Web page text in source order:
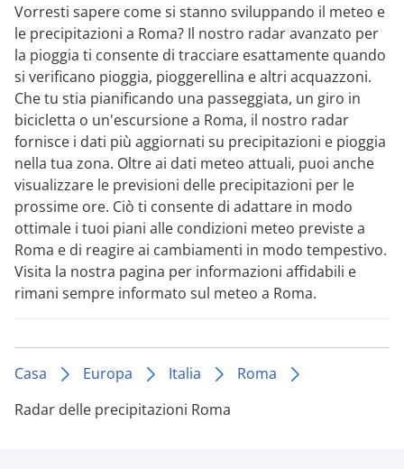
Vorresti sapere come si stanno sviluppando il meteo e
le precipitazioni a Roma? Il nostro radar avanzato per
la pioggia ti consente di tracciare esattamente quando
si verificano pioggia, pioggerellina e altri acquazzoni.
Che tu stia pianificando una passeggiata, un giro in
bicicletta o un'escursione a Roma, il nostro radar
fornisce i dati più aggiornati su precipitazioni e pioggia
nella tua zona. Oltre ai dati meteo attuali, puoi anche
visualizzare le previsioni delle precipitazioni per le
prossime ore. Ciò ti consente di adattare in modo
ottimale i tuoi piani alle condizioni meteo previste a
Roma e di reagire ai cambiamenti in modo tempestivo.
Visita la nostra pagina per informazioni affidabili e
rimani sempre informato sul meteo a Roma.
Casa Europa Italia
Roma
Radar delle precipitazioni Roma